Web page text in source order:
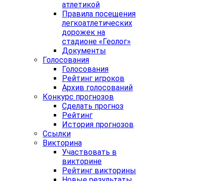
атлетикой
Правила посещения
легкоатлетических
дорожек на
стадионе «Геолог»
Документы
Голосования
Голосования
Рейтинг игроков
Архив голосований
Конкурс прогнозов
Сделать прогноз
Рейтинг
История прогнозов
Ссылки
Викторина
Участвовать в
викторине
Рейтинг викторины